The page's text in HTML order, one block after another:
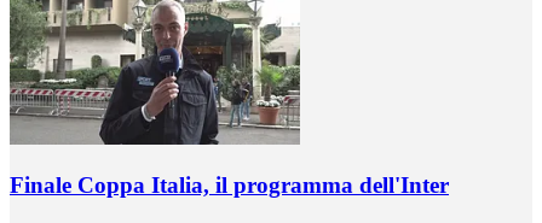
Finale Coppa Italia, il programma dell'Inter